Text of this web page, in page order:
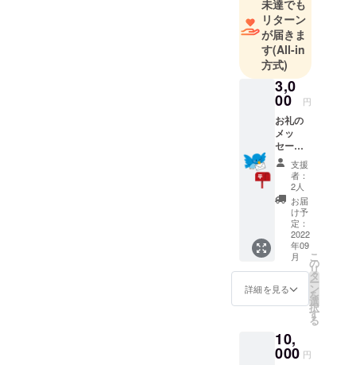
未達でも
リターン
が届きま
す(All-in
方式)
3,0
00 円
お礼の
メッ
セージ
を送ら
せてい
ただき
ます。
支援
者：
2人
お届
け予
定：
2022
年09
月
詳細を見る
こ
の
リ
タ
ー
ン
を
選
択
す
る
10,
000 円